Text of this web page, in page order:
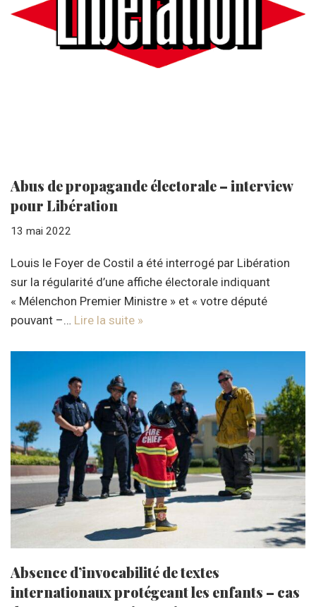
Abus de propagande électorale – interview
pour Libération
13 mai 2022
Louis le Foyer de Costil a été interrogé par Libération
sur la régularité d’une affiche électorale indiquant
« Mélenchon Premier Ministre » et « votre député
pouvant –… Lire la suite »
Absence d’invocabilité de textes
internationaux protégeant les enfants – cas